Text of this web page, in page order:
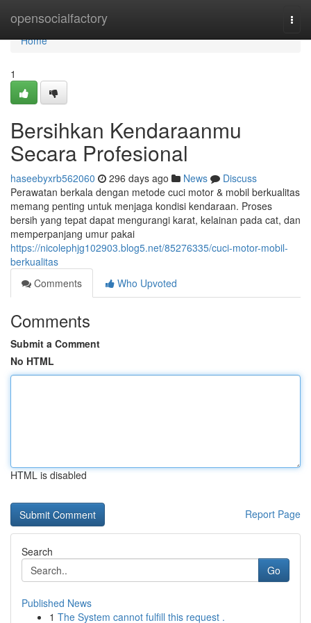
opensocialfactory
Home
Home
1
Bersihkan Kendaraanmu
Secara Profesional
haseebyxrb562060 296 days ago News
Discuss
Perawatan berkala dengan metode cuci motor & mobil berkualitas
memang penting untuk menjaga kondisi kendaraan. Proses
bersih yang tepat dapat mengurangi karat, kelainan pada cat, dan
memperpanjang umur pakai
https://nicolephjg102903.blog5.net/85276335/cuci-motor-mobil-
berkualitas
Comments
Who Upvoted
Comments
Submit a Comment
No HTML
HTML is disabled
Report Page
Search
Go
Published News
1 The System cannot fulfill this request .